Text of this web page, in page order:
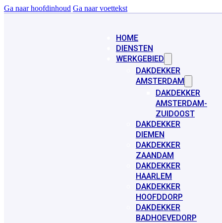
Ga naar hoofdinhoud Ga naar voettekst
HOME
DIENSTEN
WERKGEBIED
DAKDEKKER
AMSTERDAM
DAKDEKKER
AMSTERDAM-
ZUIDOOST
DAKDEKKER
DIEMEN
DAKDEKKER
ZAANDAM
DAKDEKKER
HAARLEM
DAKDEKKER
HOOFDDORP
DAKDEKKER
BADHOEVEDORP